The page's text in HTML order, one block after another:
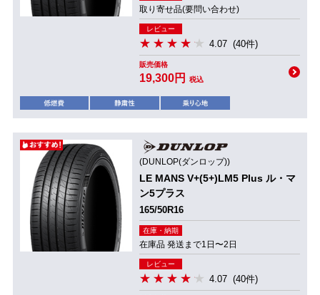
取り寄せ品(要問い合わせ)
レビュー
4.07 (40件)
販売価格
19,300円 税込
(DUNLOP(ダンロップ))
LE MANS V+(5+)LM5 Plus ル・マ
ン5プラス
165/50R16
在庫・納期
在庫品 発送まで1日〜2日
レビュー
4.07 (40件)